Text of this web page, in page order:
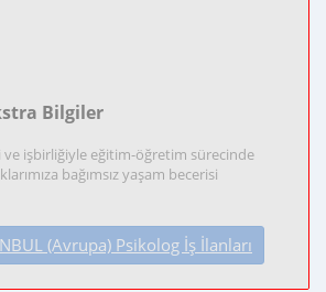
Bilgiler
ve işbirliğiyle eğitim-öğretim sürecinde
bağımsız yaşam becerisi
(Avrupa) Psikolog İş İlanları